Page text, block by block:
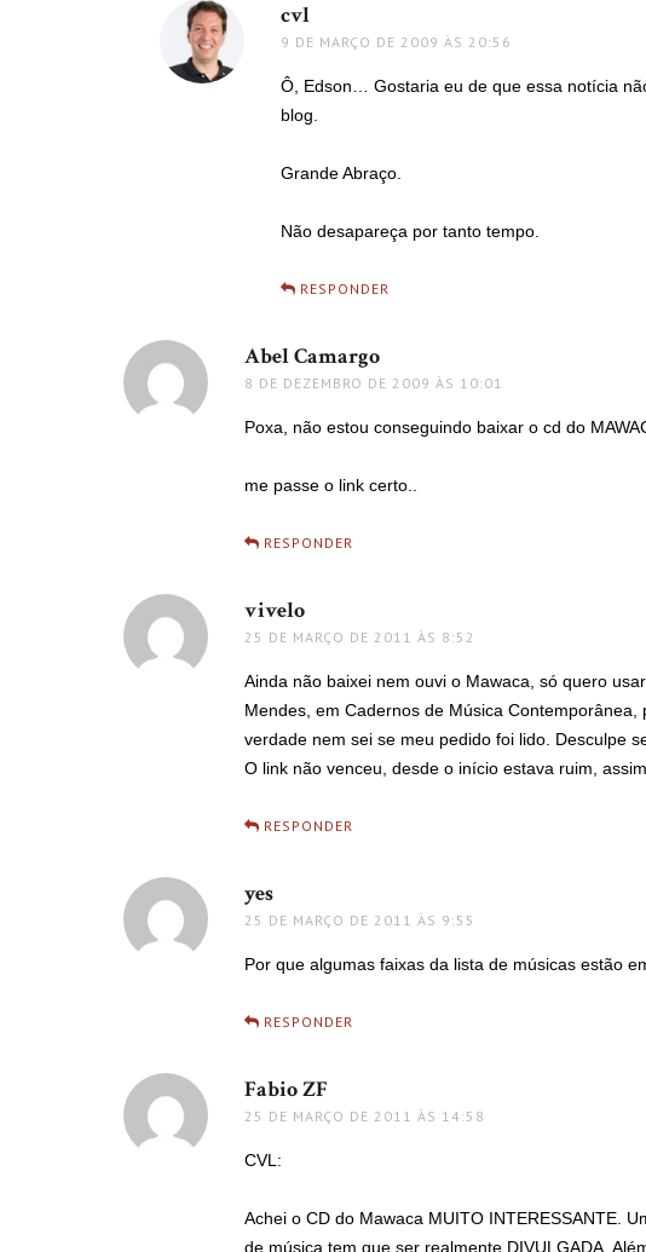
cvl
9 DE MARÇO DE 2009 ÀS 20:56
Ô, Edson… Gostaria eu de que essa notícia
blog.
Grande Abraço.
Não desapareça por tanto tempo.
RESPONDER
Abel Camargo
8 DE DEZEMBRO DE 2009 ÀS 10:01
Poxa, não estou conseguindo baixar o cd do
me passe o link certo..
RESPONDER
vivelo
25 DE MARÇO DE 2011 ÀS 8:52
Ainda não baixei nem ouvi o Mawaca, só quero
Mendes, em Cadernos de Música
verdade nem sei se meu pedido foi lido. Desculpe
O link não venceu, desde o início estava ruim,
RESPONDER
yes
25 DE MARÇO DE 2011 ÀS 9:55
Por que algumas faixas da lista de músicas estão
RESPONDER
Fabio ZF
25 DE MARÇO DE 2011 ÀS 14:58
CVL:
Achei o CD do Mawaca MUITO INTERESSANTE.
de música tem que ser realmente DIVULGADA.